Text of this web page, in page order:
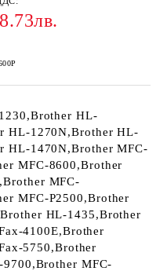
HL-
HL-1270N,Brother HL-
HL-1470N,Brother MFC-
MFC-8600,Brother
MFC-
MFC-P2500,Brother
HL-1435,Brother
4100E,Brother
5750,Brother
MFC-